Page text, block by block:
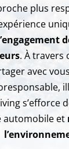
plus
. À travers
avec
s’efforce
automobile et